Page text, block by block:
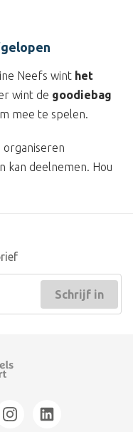
Neefs wint het
wint de goodiebag
mee te spelen.
organiseren
kan deelnemen. Hou